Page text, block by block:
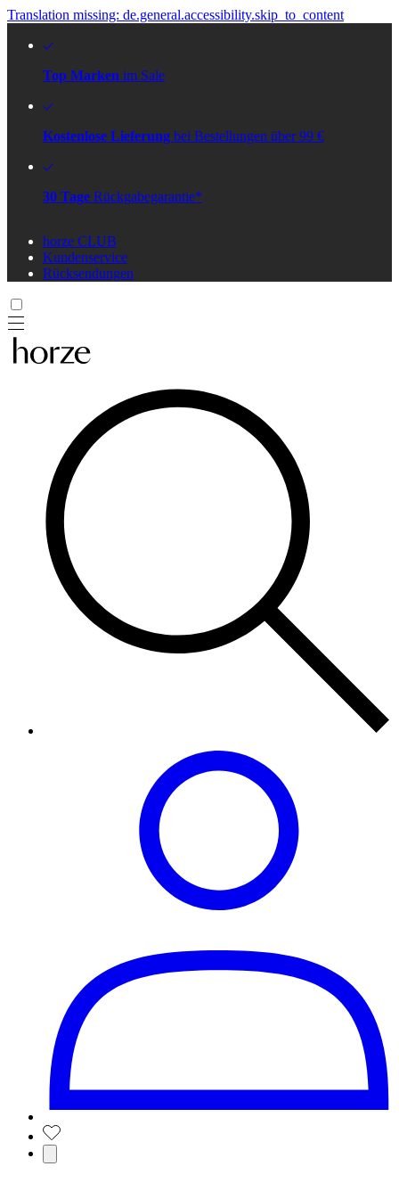
Translation missing: de.general.accessibility.skip_to_content
Top Marken im Sale
Kostenlose Lieferung bei Bestellungen über 99 €
30 Tage Rückgabegarantie*
horze CLUB
Kundenservice
Rücksendungen